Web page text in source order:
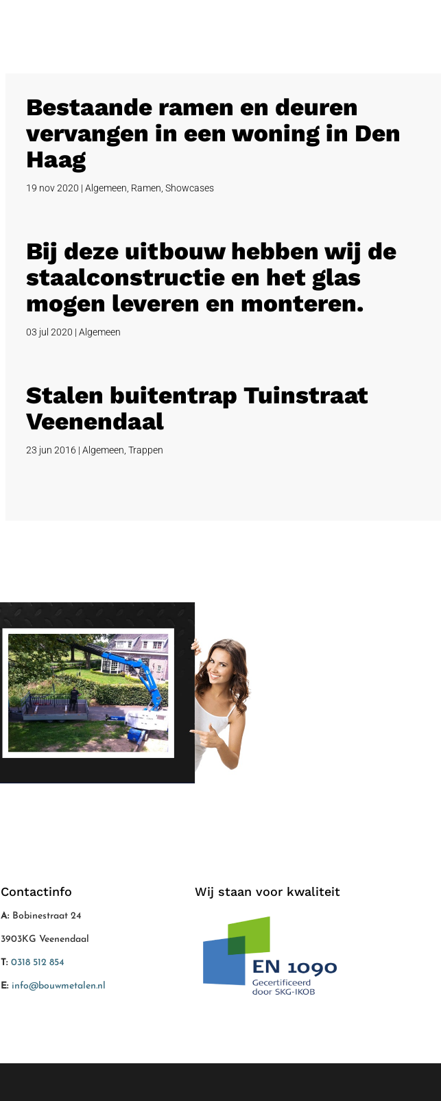
Bestaande ramen en deuren
vervangen in een woning in Den
Haag
19 nov 2020 | Algemeen Ramen Showcases
Bij deze uitbouw hebben wij de
staalconstructie en het glas
mogen leveren en monteren.
03 jul 2020 | Algemeen
Stalen buitentrap Tuinstraat
Veenendaal
23 jun 2016 | Algemeen Trappen
Contactinfo
A: Bobinestraat 24
3903KG Veenendaal
T: 0318 512 854
E: info@bouwmetalen.nl
Wij staan voor kwaliteit